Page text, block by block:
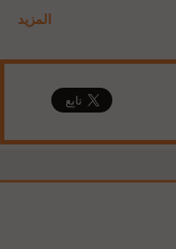
المزيد